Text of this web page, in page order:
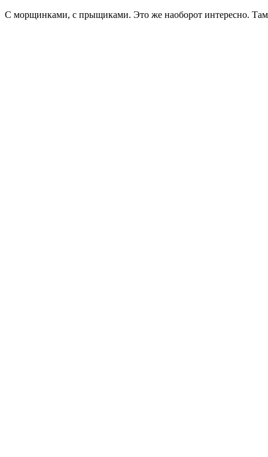
С морщинками, с прыщиками. Это же наоборот интересно. Там